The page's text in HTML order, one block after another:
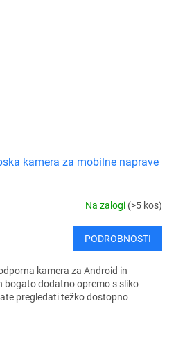
kamera za mobilne naprave
Na zalogi (>5 kos)
PODROBNOSTI
kamera za Android in
bogato dodatno opremo s sliko
pregledati težko dostopno